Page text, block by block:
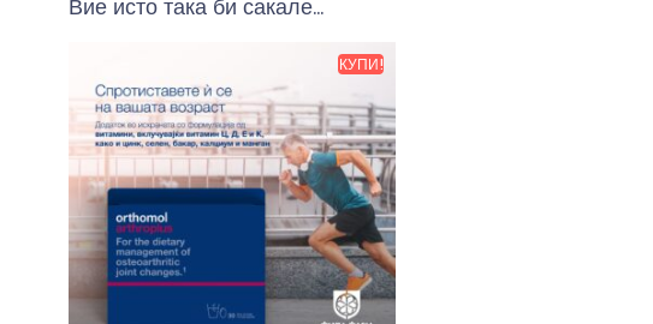
Вие исто така би сакале…
КУПИ!